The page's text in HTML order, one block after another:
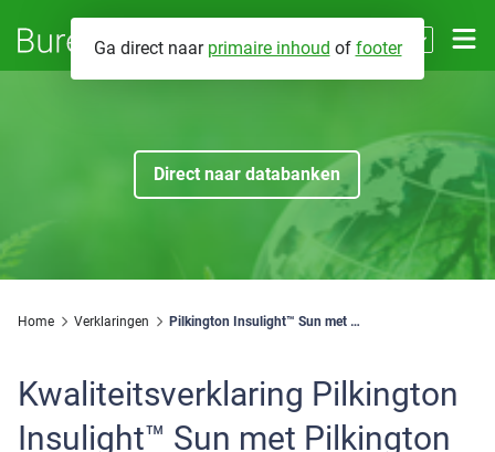
Ga direct naar primaire inhoud of footer
NL
Installatiegeluid
Over BCRG
Wat we doen
Hoe werken we
Zoeken
Direct naar databanken
Home Verklaringen Pilkington Insulight™ Sun met Pilkington Suncool
Kwaliteitsverklaring Pilkington
Insulight™ Sun met Pilkington